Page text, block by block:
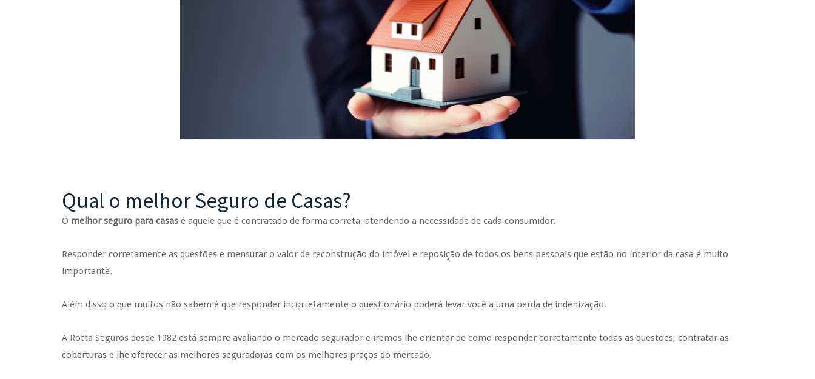
Qual o melhor Seguro de Casas?
O melhor seguro para casas é aquele que é contratado de forma correta, atendendo a necessidade de cada consumidor.
Responder corretamente as questões e mensurar o valor de reconstrução do imóvel e reposição de todos os bens pessoais que estão no interior da casa é muito
importante.
Além disso o que muitos não sabem é que responder incorretamente o questionário poderá levar você a uma perda de indenização.
A Rotta Seguros desde 1982 está sempre avaliando o mercado segurador e iremos lhe orientar de como responder corretamente todas as questões, contratar as
coberturas e lhe oferecer as melhores seguradoras com os melhores preços do mercado.